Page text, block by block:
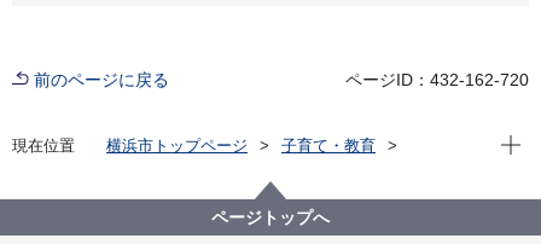
前のページに戻る ページID：432-162-720
現在位置 横浜市トップページ
子育て・教育
市立学校現況（５月１日現在の市立学校数、児童生徒
令和７年度市立学校現況（確定版）
現在
ページトップへ